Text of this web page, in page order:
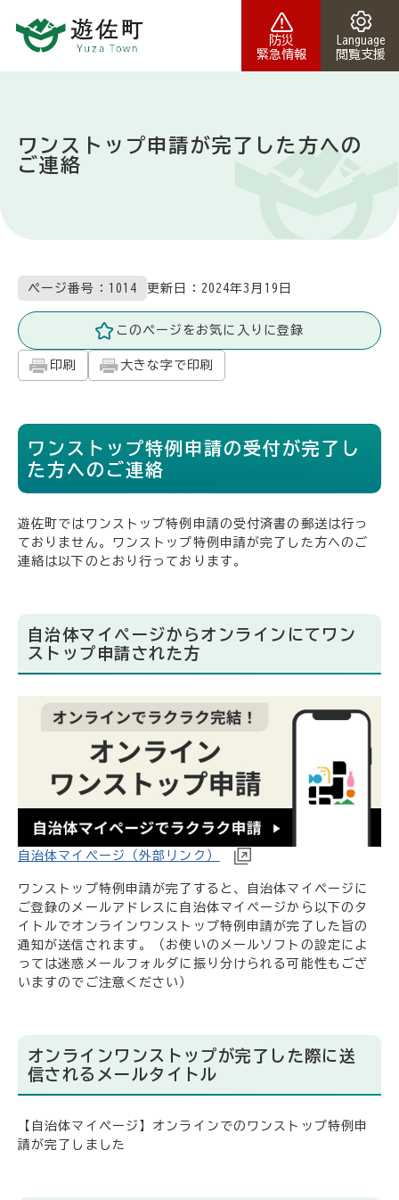
防災
緊急情報
Language
閲覧支援
ワンストップ申請が完了した方への
ご連絡
ページ番号：1014 更新日： 2024年3月19日
このページをお気に入りに登録
印刷 大きな字で印刷
ワンストップ特例申請の受付が完了し
た方へのご連絡
遊佐町ではワンストップ特例申請の受付済書の郵送は行っ
ておりません。ワンストップ特例申請が完了した方へのご
連絡は以下のとおり行っております。
自治体マイページからオンラインにてワン
ストップ申請された方
自治体マイページ（外部リンク）
ワンストップ特例申請が完了すると、自治体マイページに
ご登録のメールアドレスに自治体マイページから以下のタ
イトルでオンラインワンストップ特例申請が完了した旨の
通知が送信されます。（お使いのメールソフトの設定によ
っては迷惑メールフォルダに振り分けられる可能性もござ
いますのでご注意ください）
オンラインワンストップが完了した際に送
信されるメールタイトル
【自治体マイページ】オンラインでのワンストップ特例申
請が完了しました